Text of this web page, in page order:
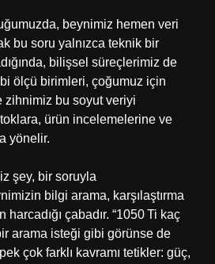
beynimiz hemen veri
bu soru yalnızca teknik bir
bilişsel süreçlerimiz de
ölçü birimleri, çoğumuz için
zihnimiz bu soyut veriyi
ürün incelemelerine ve
yönelir.
şey, bir soruyla
bilgi arama, karşılaştırma
çabadır. “1050 Ti kaç
arama isteği gibi görünse de
çok farklı kavramı tetikler: güç,